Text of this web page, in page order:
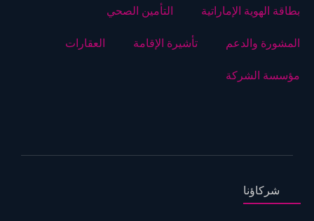
بطاقة الهوية الإماراتية
التأمين الصحي
المشورة والدعم
تأشيرة الإقامة
العقارات
مؤسسة الشركة
شركاؤنا